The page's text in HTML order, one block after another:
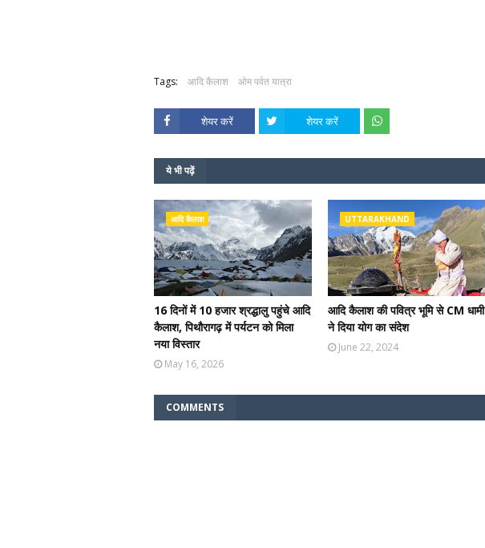
Tags: आदि कैलाश ओम पर्वत यात्रा
शेयर करें शेयर करें
ये भी पढ़ें
आदि कैलाश
16 दिनों में 10 हजार श्रद्धालु पहुंचे आदि
कैलाश, पिथौरागढ़ में पर्यटन को मिला
नया विस्तार
May 16, 2026
UTTARAKHAND
आदि कैलाश की पवित्र भूमि से CM धामी
ने दिया योग का संदेश
June 22, 2024
COMMENTS